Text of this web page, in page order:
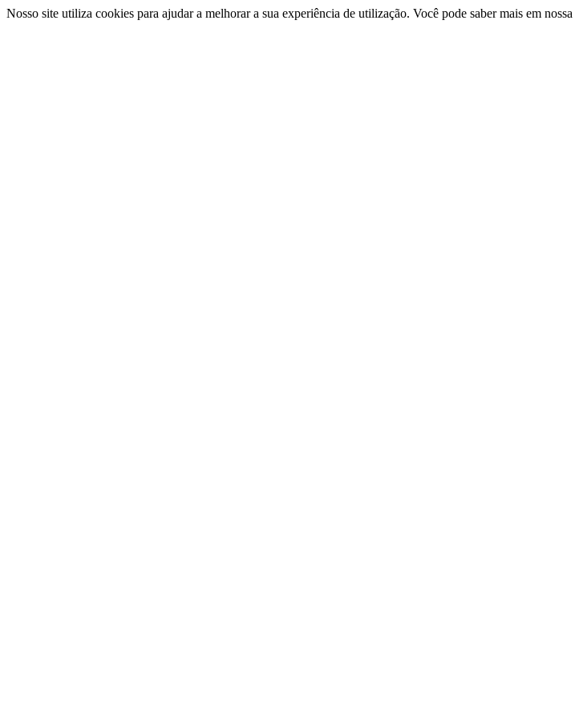
Nosso site utiliza cookies para ajudar a melhorar a sua experiência de utilização. Você pode saber mais em nossa